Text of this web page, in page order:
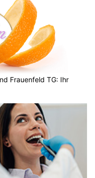
Frauenfeld TG: Ihr